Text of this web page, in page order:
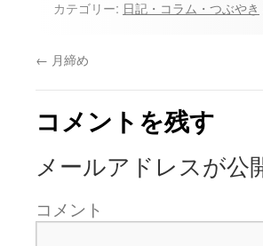
カテゴリー: 日記・コラム・つぶやき
← 月締め
コメントを残す
メールアドレスが公
コメント